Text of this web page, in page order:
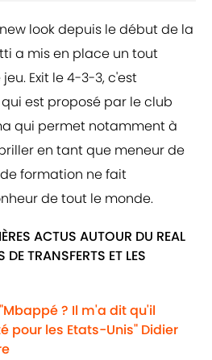
new look depuis le début de la
a mis en place un tout
Exit le 4-3-3, c'est
est proposé par le club
qui permet notamment à
en tant que meneur de
formation ne fait
de tout le monde.
ACTUS AUTOUR DU REAL
TRANSFERTS ET LES
? Il m'a dit qu'il
pour les Etats-Unis" Didier